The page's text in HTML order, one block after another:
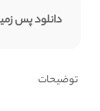
دانلود پس
توضیحات